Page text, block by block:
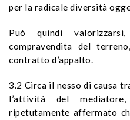
per la radicale diversità
Può quindi
compravendita del
contratto d’appalto.
3.2 Circa il nesso di causa
l’attività del
ripetutamente affermato